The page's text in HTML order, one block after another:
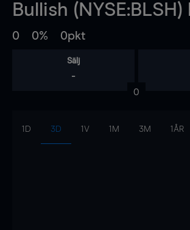
Bullish (NYSE:BLSH)
0 0% 0pkt
Sälj
-
0
1D 3D 1V 1M 3M 1ÅR